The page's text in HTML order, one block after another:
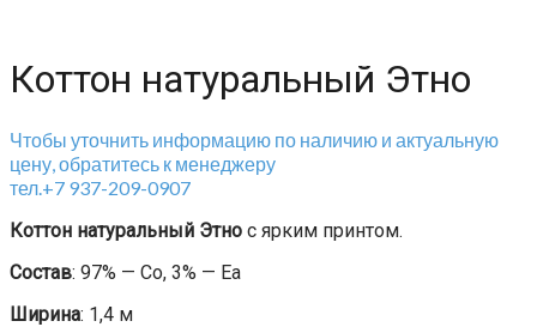
Коттон натуральный Этно
Чтобы уточнить информацию по наличию и актуальную
цену, обратитесь к менеджеру
тел.+7 937-209-0907
Коттон натуральный Этно с ярким принтом.
Состав: 97% — Co, 3% — Ea
Ширина: 1,4 м